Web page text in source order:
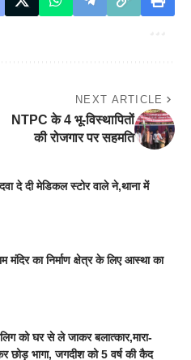
NEXT ARTICLE
NTPC के 4 भू-विस्थापितों
की रोजगार पर सहमति
दे दी मेडिकल स्टोर वाले ने,थाना में
मंदिर का निर्माण क्षेत्र के लिए आस्था का
को घर से ले जाकर बलात्कार,मारा-
छोड़ भागा, जगदीश को 5 वर्ष की कैद